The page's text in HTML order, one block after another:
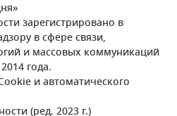
зарегистрировано в
в сфере связи,
и массовых коммуникаций
года.
и автоматического
(ред. 2023 г.)